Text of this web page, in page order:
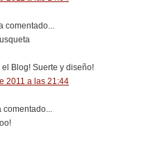
comentado...
Blog! Suerte y diseño!
2011 a las 21:44
comentado...